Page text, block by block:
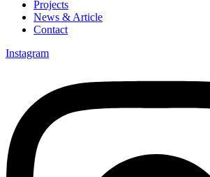
Projects
News & Article
Contact
Instagram